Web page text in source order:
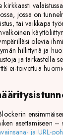
jossa on
tai vaikkapa
olevia
hillittynä ja
ja tarkastella
ei-toivottua
asettamiseen –
ja URL-